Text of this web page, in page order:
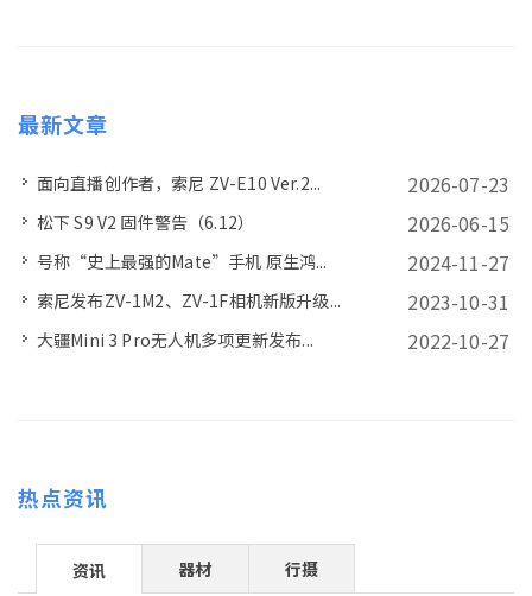
最新文章
面向直播创作者，索尼 ZV-E10 Ver.2... 2026-07-23
松下 S9 V2 固件警告（6.12） 2026-06-15
号称“史上最强的Mate”手机 原生鸿... 2024-11-27
索尼发布ZV-1M2、ZV-1F相机新版升级... 2023-10-31
大疆Mini 3 Pro无人机多项更新发布... 2022-10-27
热点资讯
资讯 器材 行摄